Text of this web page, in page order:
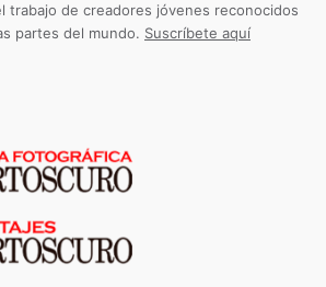
trabajo de creadores jóvenes reconocidos
partes del mundo. Suscríbete aquí